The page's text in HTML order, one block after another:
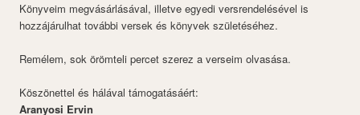
Könyveim megvásárlásával, illetve egyedi versrendelésével is
hozzájárulhat további versek és könyvek születéséhez.
Remélem, sok örömteli percet szerez a verseim olvasása.
Köszönettel és hálával támogatásáért:
Aranyosi Ervin